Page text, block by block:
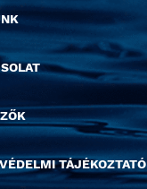
TÁJÉKOZTATÓ